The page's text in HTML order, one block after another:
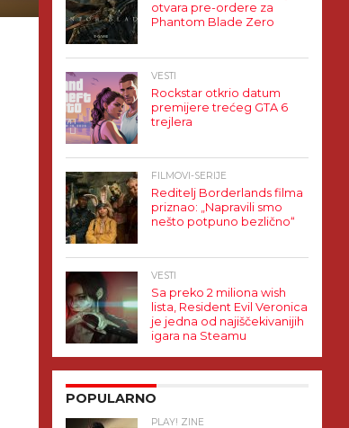
otvara pre-ordere za
Phantom Blade Zero
VESTI
Rockstar otkrio datum
premijere trećeg GTA 6
trejlera
FILMOVI-SERIJE
Reditelj Borderlands filma
priznao: „Napravili smo
nešto potpuno bezlično“
VESTI
Sa preko 2 miliona wish
lista, Resident Evil Veronica
je jedna od najiščekivanijih
igara na Steamu
POPULARNO
PLAY! ZINE